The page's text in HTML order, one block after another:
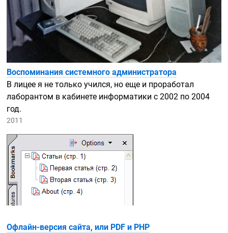
Воспоминания системного администратора
В лицее я не только учился, но еще и проработал
лаборантом в кабинете информатики с 2002 по 2004
год.
2011
Офлайн-версия сайта, или PDF и PHP